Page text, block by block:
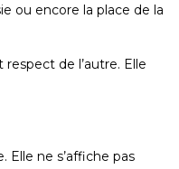
ou encore la place de la
de l’autre. Elle
ne s’affiche pas